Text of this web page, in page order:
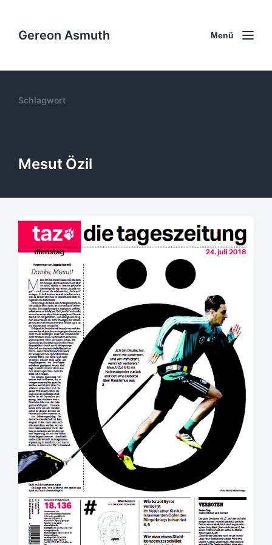
Gereon Asmuth Menü
Schlagwort
Mesut Özil